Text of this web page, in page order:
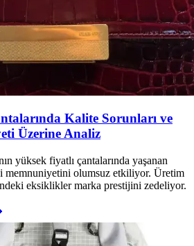
Kalite Sorunları ve
Üzerine Analiz
yüksek fiyatlı çantalarında yaşanan
memnuniyetini olumsuz etkiliyor. Üretim
eksiklikler marka prestijini zedeliyor.